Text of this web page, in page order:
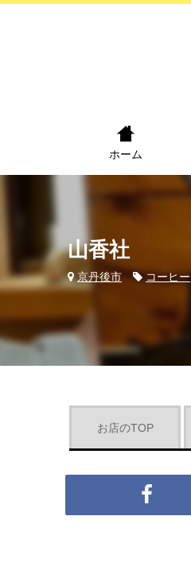
ホーム
山香社
京丹後市 コーヒー
お店のTOP